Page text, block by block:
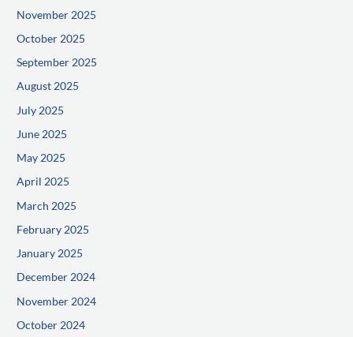
November 2025
October 2025
September 2025
August 2025
July 2025
June 2025
May 2025
April 2025
March 2025
February 2025
January 2025
December 2024
November 2024
October 2024